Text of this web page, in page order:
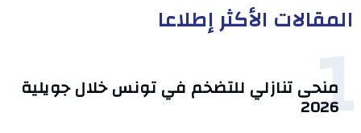
المقالات الأكثر إطلاعا
1 منحى تنازلي ‎للتضخم في تونس خلال جويلية
2026‎